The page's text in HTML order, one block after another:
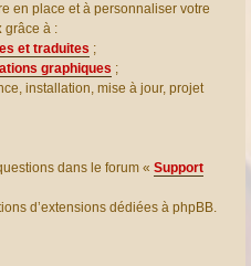
en place et à personnaliser votre
grâce à :
et traduites ;
graphiques ;
installation, mise à jour, projet
dans le forum « Support
d’extensions dédiées à phpBB.